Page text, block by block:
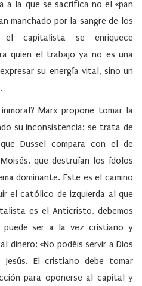
a la que se sacrifica no el «pan
manchado por la sangre de los
capitalista se enriquece
quien el trabajo ya no es una
su energía vital, sino un
Marx propone tomar la
su inconsistencia: se trata de
Dussel compara con el de
que destruían los ídolos
dominante. Este es el camino
el católico de izquierda al que
es el Anticristo, debemos
ser a la vez cristiano y
dinero: «No podéis servir a Dios
El cristiano debe tomar
para oponerse al capital y